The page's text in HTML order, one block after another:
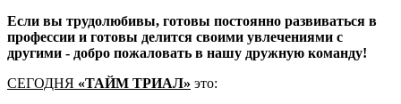
Если вы трудолюбивы, готовы постоянно развиваться в
профессии и готовы делится своими увлечениями с
другими - добро пожаловать в нашу дружную команду!
СЕГОДНЯ «ТАЙМ ТРИАЛ» это: